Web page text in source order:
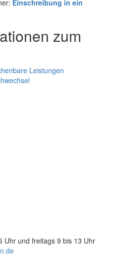
Einschreibung in ein
zum
Leistungen
Uhr und freitags 9 bis 13 Uhr